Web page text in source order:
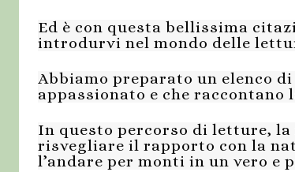
Ed è con questa bellissima
introdurvi nel mondo delle
Abbiamo preparato un elenco
appassionato e che
In questo percorso di letture,
risvegliare il rapporto con la
l’andare per monti in un vero e